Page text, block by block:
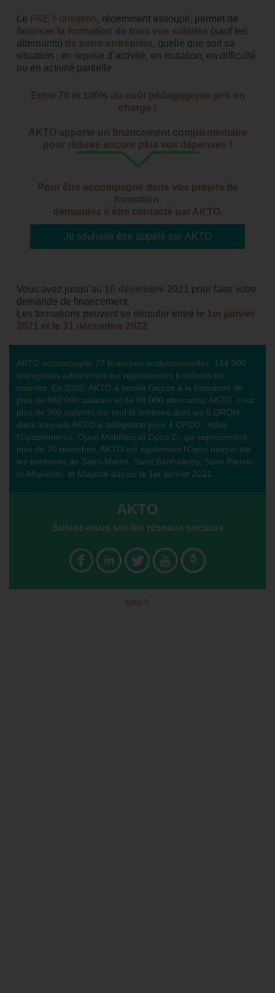
Le FNE Formation, récemment assoupli, permet de
financer la formation de tous vos salariés (sauf les
alternants) de votre entreprise, quelle que soit sa
situation : en reprise d’activité, en mutation, en difficulté
ou en activité partielle.
Entre 70 et 100% du coût pédagogique pris en
charge !
AKTO apporte un financement complémentaire
pour réduire encore plus vos dépenses !
Pour être accompagné dans vos projets de
formation,
demandez à être contacté par AKTO.
Je souhaite être appelé par AKTO
Vous avez jusqu’au 10 décembre 2021
pour faire votre
demande de financement.
Les formations peuvent se dérouler entre le 1er janvier
2021 et le 31 décembre 2022.
AKTO accompagne 27 branches professionnelles, 164 000
entreprises adhérentes qui représentent 6 millions de
salariés. En 2020, AKTO a facilité l’accès à la formation de
plus de 880 000 salariés et de 68 000 alternants. AKTO, c’est
plus de 900 salariés sur tout le territoire dont les 5 DROM
dans lesquels AKTO a délégation pour 4 OPCO : Atlas,
l’Opcommerce, Opco Mobilités et Opco 2I, qui représentent
plus de 70 branches. AKTO est également l’Opco unique sur
les territoires de Saint-Martin, Saint Barthélemy, Saint-Pierre-
et-Miquelon, et Mayotte depuis le 1er janvier 2021.
AKTO
Suivez-nous sur les réseaux sociaux
akto.fr